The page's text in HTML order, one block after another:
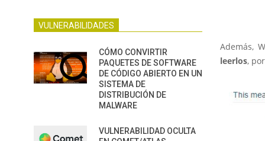
Además,
leerlos,
VULNERABILIDADES
CÓMO CONVIRTIR
PAQUETES DE SOFTWARE
DE CÓDIGO ABIERTO EN UN
SISTEMA DE
DISTRIBUCIÓN DE
MALWARE
VULNERABILIDAD OCULTA